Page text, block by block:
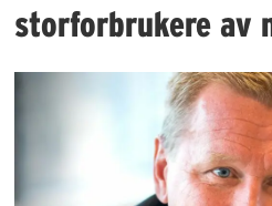
storforbrukere av